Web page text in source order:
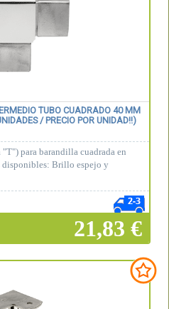
TUBO CUADRADO 40 MM
/ PRECIO POR UNIDAD!!)
para barandilla cuadrada en
disponibles: Brillo espejo y
21,83 €